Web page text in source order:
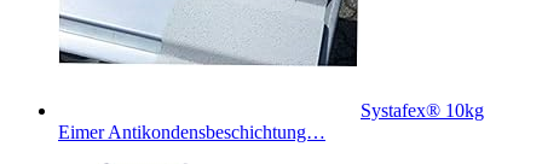
Systafex® 10kg
Eimer Antikondensbeschichtung…